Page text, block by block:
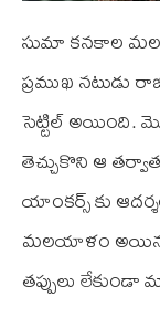
సుమా కనకాల
ప్రముఖ నటుడు
సెట్టిల్ అయింది.
తెచ్చుకొని ఆ
యాంకర్స్ కు
మలయాళం
తప్పులు లేకుండా